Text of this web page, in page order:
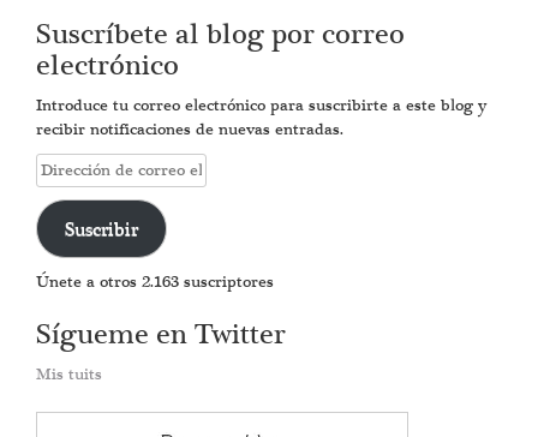
Suscríbete al blog por correo
electrónico
Introduce tu correo electrónico para suscribirte a este blog y
recibir notificaciones de nuevas entradas.
Dirección
de
correo
electrónico
Suscribir
Únete a otros 2.163 suscriptores
Sígueme en Twitter
Mis tuits